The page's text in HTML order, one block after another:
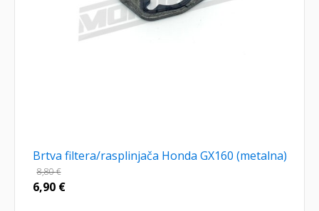
Brtva filtera/rasplinjača Honda GX160 (metalna)
8,80€
6,90 €